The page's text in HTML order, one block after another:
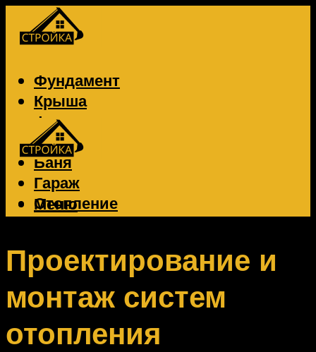
Фундамент
Крыша
Фасад
Забор
Баня
Гараж
Отопление
Вентиляция
Меню
Меню
Проектирование и
монтаж систем
отопления